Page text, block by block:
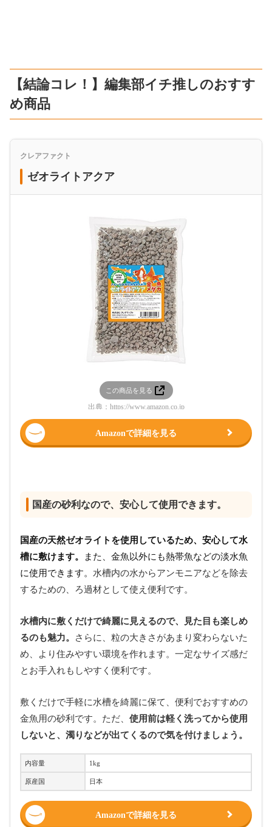
【結論コレ！】編集部イチ推しのおすす
め商品
クレアファクト
ゼオライトアクア
この商品を見る
出典： https://www.amazon.co.jp
Amazonで詳細を見る
国産の砂利なので、安心して使用できます。
国産の天然ゼオライトを使用しているため、安心して水
槽に敷けます。
また、金魚以外にも熱帯魚などの淡水魚
に使用できます。 水槽内の水からアンモニアなどを除去
するための、ろ過材として使え便利です。
水槽内に敷くだけで綺麗に見えるので、見た目も楽しめ
るのも魅力。
さらに、粒の大きさがあまり変わらないた
め、より住みやすい環境を作れます。一定なサイズ感だ
とお手入れもしやすく便利です。
敷くだけで手軽に水槽を綺麗に保て、便利でおすすめの
金魚用の砂利です。ただ、 使用前は軽く洗ってから使用
しないと、濁りなどが出てくるので気を付けましょう。
内容量 1kg
原産国 日本
Amazonで詳細を見る